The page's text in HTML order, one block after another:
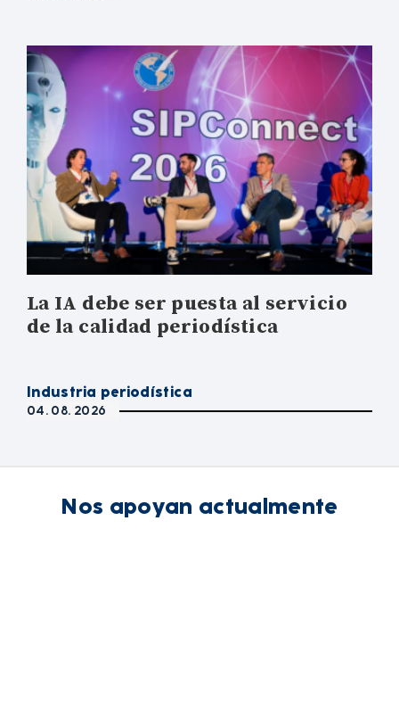
La IA debe ser puesta al servicio
de la calidad periodística
Industria periodística
04. 08. 2026
Nos apoyan actualmente